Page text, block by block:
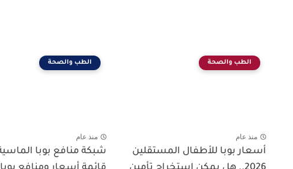
الطب والصحة
منذ عام
أسعار بوبا للأطفال المستقلين
الطب والصحة
منذ عام